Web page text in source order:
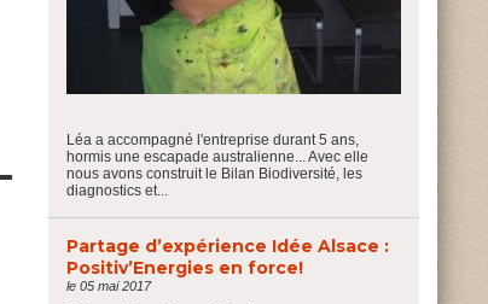
Léa a accompagné l'entreprise durant 5 ans,
hormis une escapade australienne... Avec elle
nous avons construit le Bilan Biodiversité, les
diagnostics et...
Partage d’expérience Idée Alsace :
Positiv’Energies en force!
le 05 mai 2017